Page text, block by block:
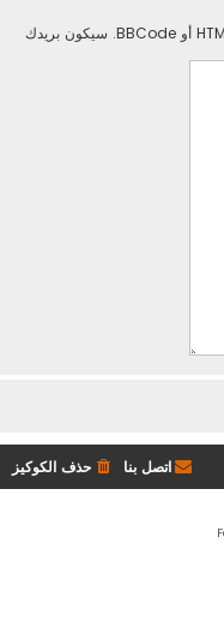
هذه الرسالة سترسل نصا فقط، لا تكتب أية أكواد HTML أو BBCode. سيكون بريدك
حذف الكوكيز اتصل بنا